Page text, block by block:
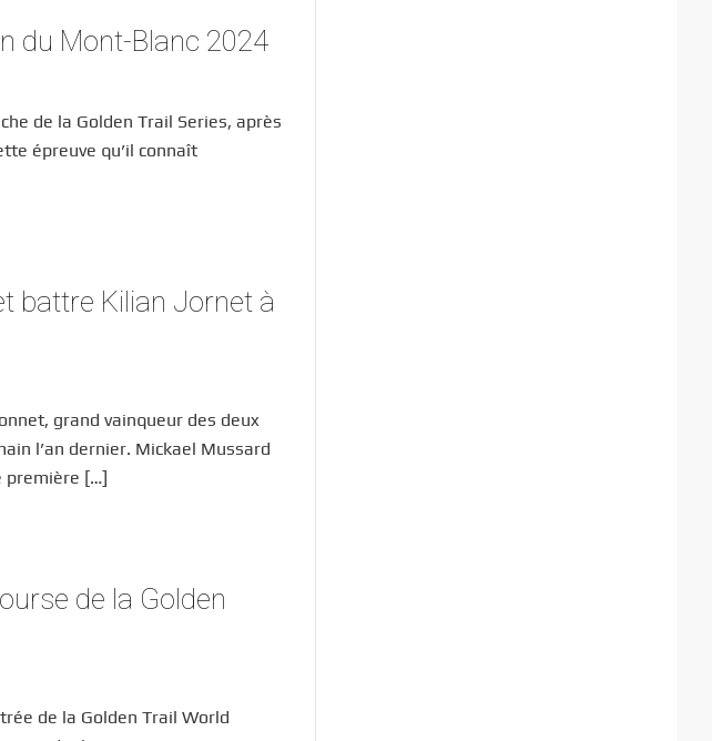
du Mont-Blanc 2024
de la Golden Trail Series, après
épreuve qu’il connaît
battre Kilian Jornet à
grand vainqueur des deux
l’an dernier. Mickael Mussard
première […]
de la Golden
de la Golden Trail World